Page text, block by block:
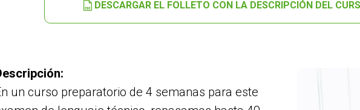
DESCARGAR EL FOLLETO CON LA DESCRIPCIÓN DEL
un curso preparatorio de 4 semanas para este